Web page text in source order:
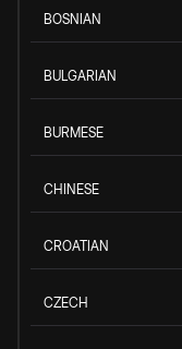
BOSNIAN
BULGARIAN
BURMESE
CHINESE
CROATIAN
CZECH